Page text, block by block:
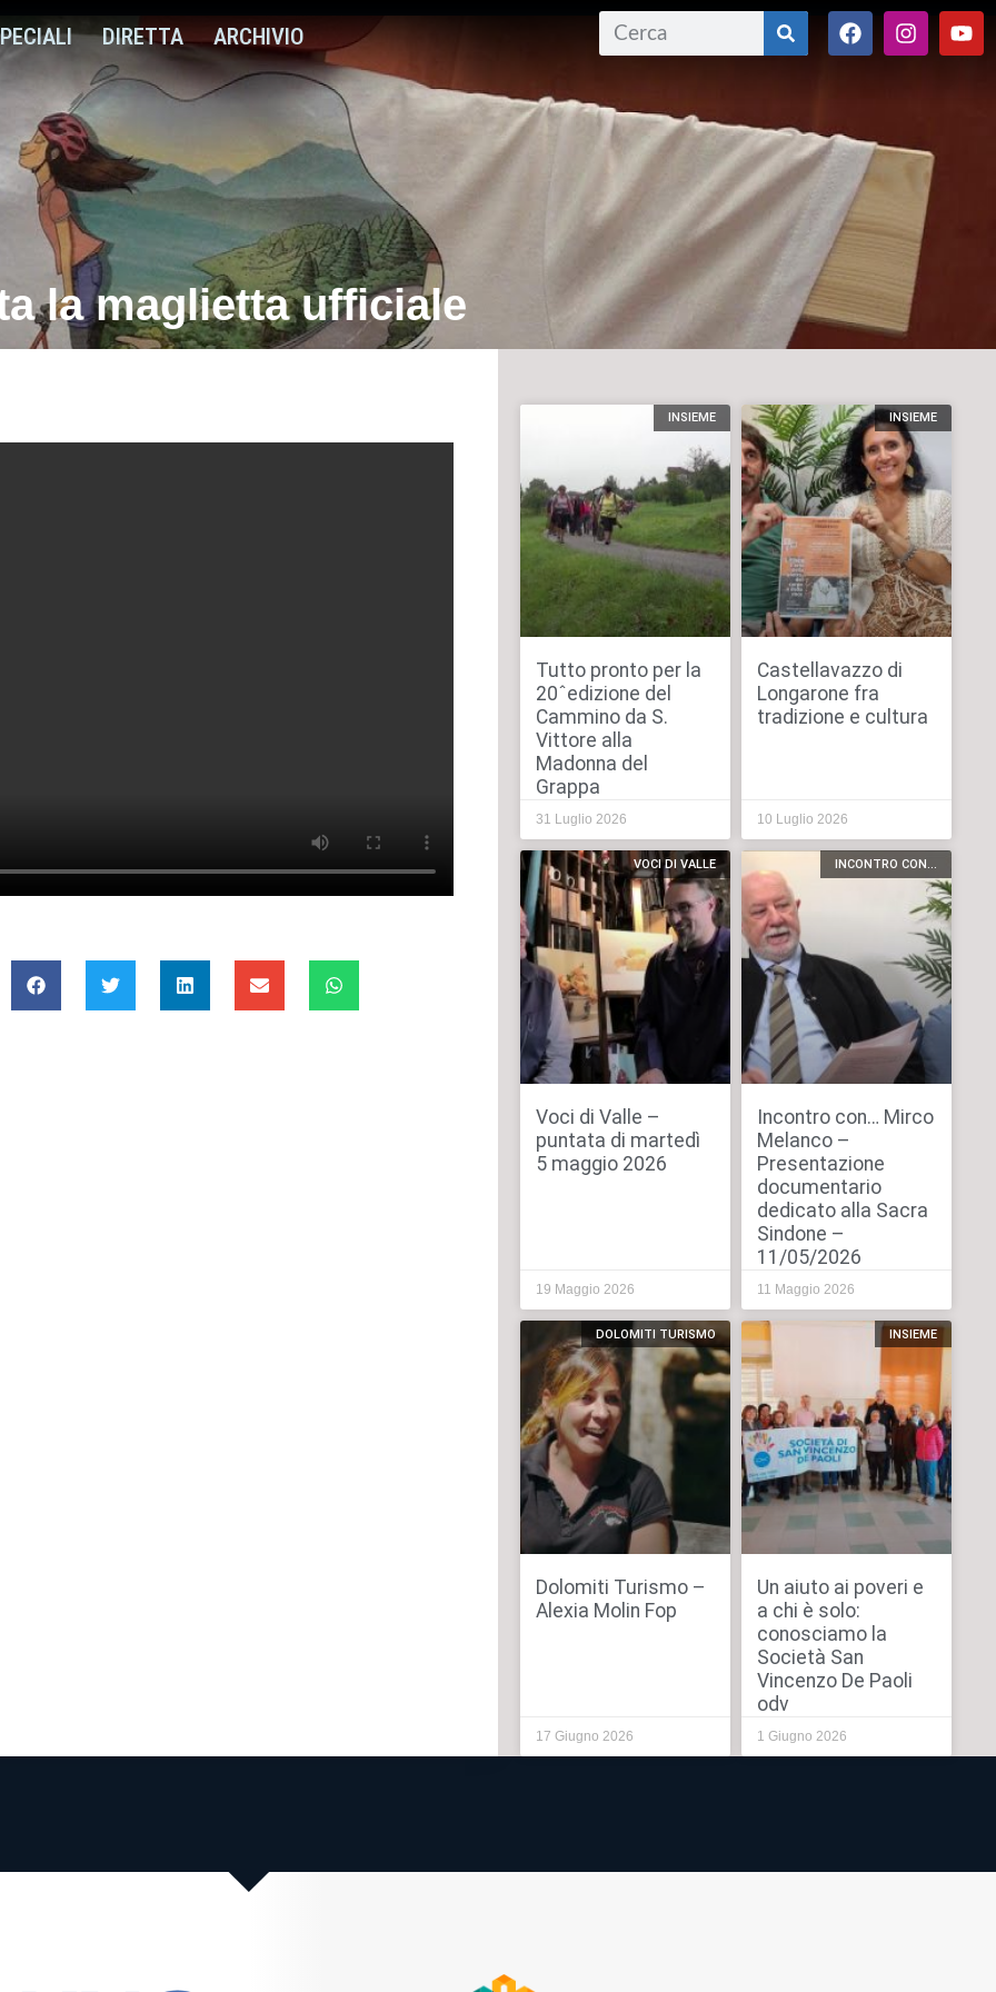
DIRETTA ARCHIVIO
la maglietta ufficiale
INSIEME
Tutto pronto per la
20ˆedizione del
Cammino da S.
Vittore alla
Madonna del
Grappa
31 Luglio 2026
INSIEME
Castellavazzo di
Longarone fra
tradizione e cultura
10 Luglio 2026
VOCI DI VALLE
Voci di Valle –
puntata di martedì
5 maggio 2026
19 Maggio 2026
INCONTRO CON...
Incontro con… Mirco
Melanco –
Presentazione
documentario
dedicato alla Sacra
Sindone –
11/05/2026
11 Maggio 2026
DOLOMITI TURISMO
Dolomiti Turismo –
Alexia Molin Fop
17 Giugno 2026
INSIEME
Un aiuto ai poveri e
a chi è solo:
conosciamo la
Società San
Vincenzo De Paoli
odv
1 Giugno 2026